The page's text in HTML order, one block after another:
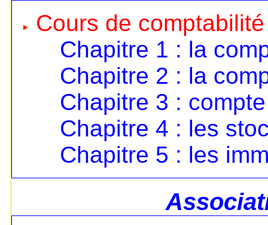
Cours de comptabilité
Chapitre 1 : la
Chapitre 2 : la
Chapitre 3 :
Chapitre 4 : les
Chapitre 5 : les